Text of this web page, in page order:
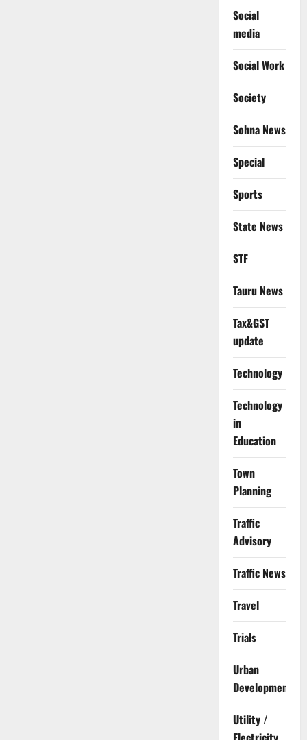
Social
media
Social Work
Society
Sohna News
Special
Sports
State News
STF
Tauru News
Tax&GST
update
Technology
Technology
in
Education
Town
Planning
Traffic
Advisory
Traffic News
Travel
Trials
Urban
Development
Utility /